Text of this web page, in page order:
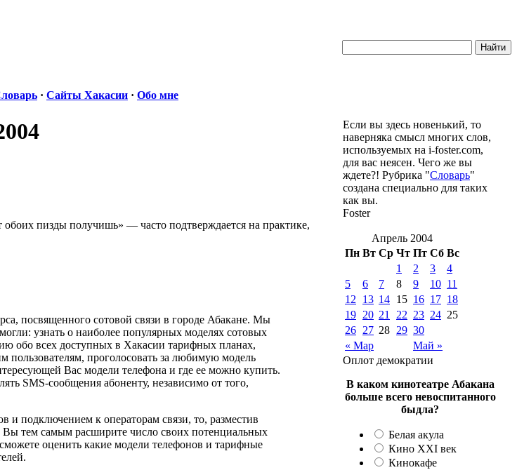
· Сайты Хакасии · Обо мне
пизды получишь» — часто подтверждается на практике,
посвященного сотовой связи в городе Абакане. Мы
узнать о наиболее популярных моделях сотовых
обо всех доступных в Хакасии тарифных планах,
пользователям, проголосовать за любимую модель
Вас модели телефона и где ее можно купить.
SMS-сообщения абоненту, независимо от того,
и подключением к операторам связи, то, разместив
тем самым расширите число своих потенциальных
оценить какие модели телефонов и тарифные
Если вы здесь новенький, то
наверняка смысл многих слов,
используемых на i-foster.com,
для вас неясен. Чего же вы
ждете?! Рубрика "Словарь"
создана специально для таких
как вы.
Foster
Апрель 2004
Пн Вт Ср Чт Пт Сб Вс
« Мар Май »
1 2 3
4
5
6 7 8 9 10 11
12
13 14 15 16 17 18
19 20 21 22 23 24 25
26 27 28 29 30
Оплот демократии
В каком кинотеатре Абакана
больше всего невоспитанного
быдла?
Белая акула
Кино XXI век
Кинокафе